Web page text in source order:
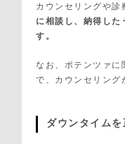
カウンセリングや診
に相談し、納得した
す。
なお、ポテンツァに
で、カウンセリング
ダウンタイム